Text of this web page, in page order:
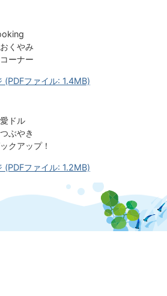
くやみ
ーナー
(PDFファイル: 1.4MB)
ドル
ぶやき
クアップ！
(PDFファイル: 1.2MB)